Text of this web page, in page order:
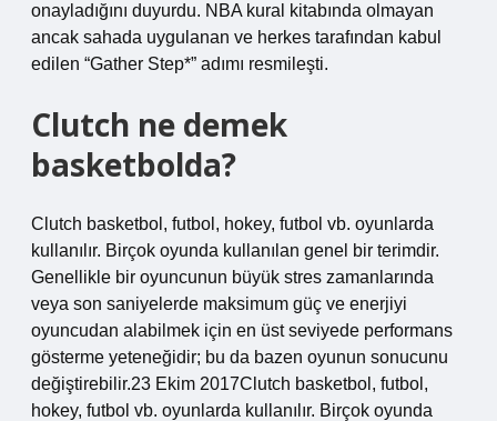
onayladığını duyurdu. NBA kural kitabında olmayan
ancak sahada uygulanan ve herkes tarafından kabul
edilen “Gather Step*” adımı resmileşti.
Clutch ne demek
basketbolda?
Clutch basketbol, ​​futbol, ​​hokey, futbol vb. oyunlarda
kullanılır. Birçok oyunda kullanılan genel bir terimdir.
Genellikle bir oyuncunun büyük stres zamanlarında
veya son saniyelerde maksimum güç ve enerjiyi
oyuncudan alabilmek için en üst seviyede performans
gösterme yeteneğidir; bu da bazen oyunun sonucunu
değiştirebilir.23 Ekim 2017Clutch basketbol, ​​futbol, ​​
hokey, futbol vb. oyunlarda kullanılır. Birçok oyunda